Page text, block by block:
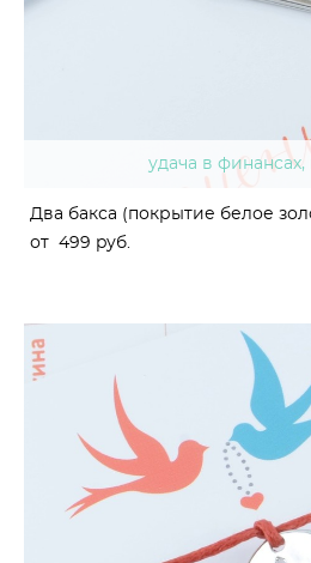
удача в
Два бакса (покрытие белое
от 499 pуб.